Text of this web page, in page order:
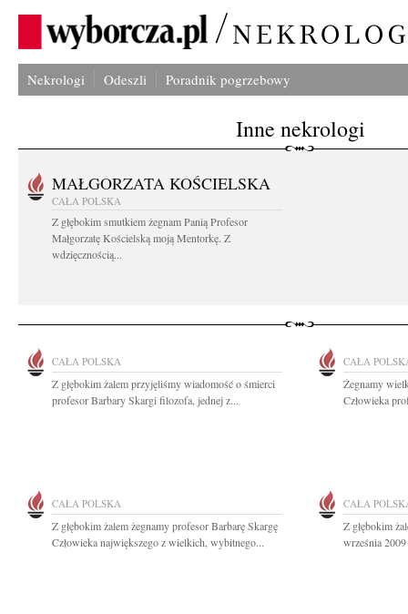
Nekrologi Odeszli Poradnik pogrzebowy
Inne nekrologi
MAŁGORZATA KOŚCIELSKA
CAŁA POLSKA
Z głębokim smutkiem żegnam Panią Profesor
Małgorzatę Kościelską moją Mentorkę. Z
wdzięcznością...
CAŁA POLSKA
Z głębokim żalem przyjęliśmy wiadomość o śmierci
profesor Barbary Skargi filozofa, jednej z...
CAŁA
Żegnamy
Człowieka
CAŁA POLSKA
Z głębokim żalem żegnamy profesor Barbarę Skargę
Człowieka największego z wielkich, wybitnego...
CAŁA
Z głębokim
września